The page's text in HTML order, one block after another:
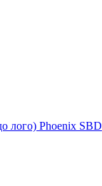
лого) Phoenix SBD